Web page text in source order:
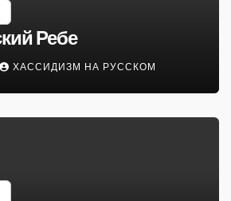
Ребе
ХАССИДИЗМ НА РУССКОМ